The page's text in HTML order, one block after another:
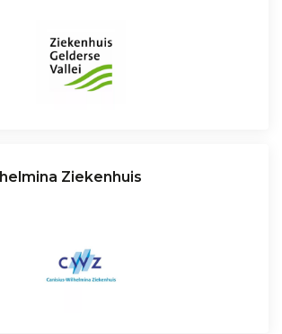
Ziekenhuis